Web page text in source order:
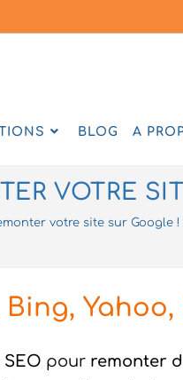
BLOG A
VOTRE
votre site sur Google !
Yahoo,
pour remonter